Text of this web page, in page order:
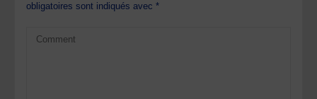
obligatoires sont indiqués avec*